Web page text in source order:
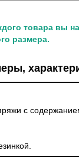
товара вы
размера.
с